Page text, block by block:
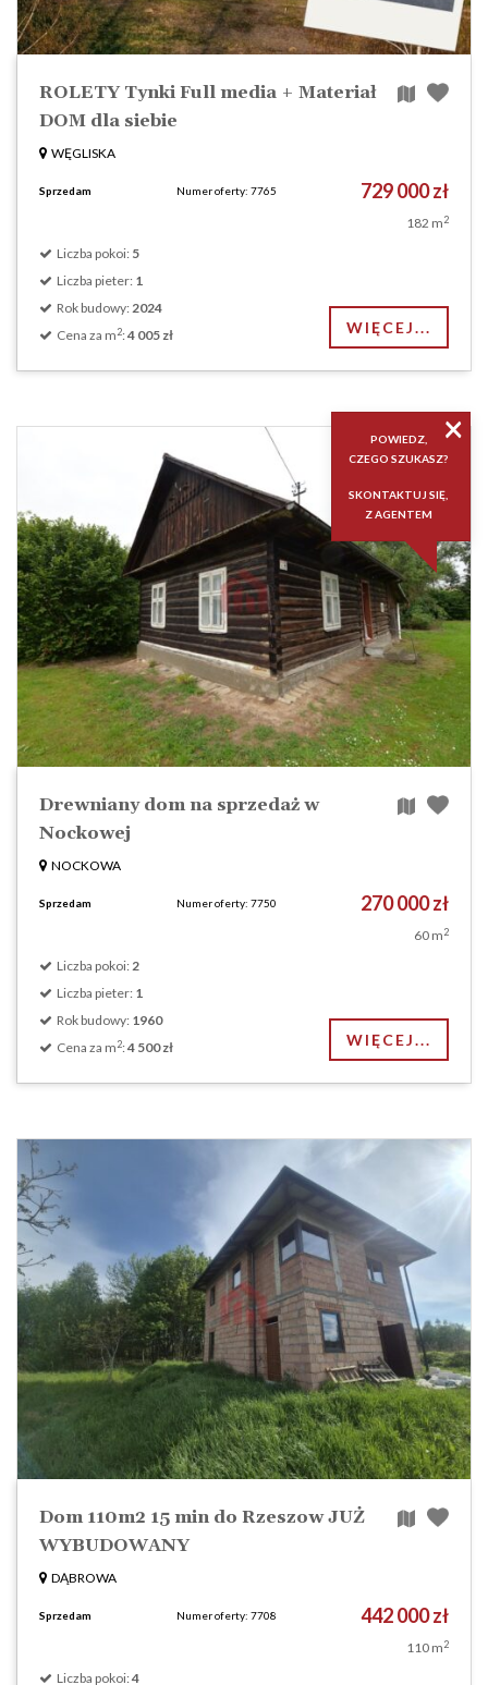
ROLETY Tynki Full media + Materiał
DOM dla siebie
WĘGLISKA
Sprzedam Numer oferty: 7765 729 000 zł
182 m2
Liczba pokoi: 5
Liczba pieter: 1
Rok budowy:2024
Cena za m2:4 005 zł WIĘCEJ...
Drewniany dom na sprzedaż w
Nockowej
NOCKOWA
Sprzedam Numer oferty: 7750 270 000 zł
60 m2
Liczba pokoi:2
Liczba pieter: 1
Rok budowy: 1960
Cena za m2:4 500 zł WIĘCEJ...
Dom 110m2 15 min do Rzeszow JUŻ
WYBUDOWANY
DĄBROWA
Sprzedam Numer oferty: 7708 442 000 zł
110 m2
Liczba pokoi:4
×
POWIEDZ,
CZEGO SZUKASZ?
SKONTAKTUJ SIĘ,
Z AGENTEM